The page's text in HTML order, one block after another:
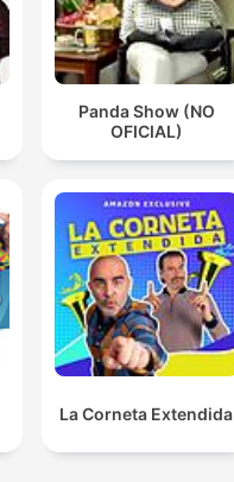
Panda Show (NO
OFICIAL)
La Corneta Extendida